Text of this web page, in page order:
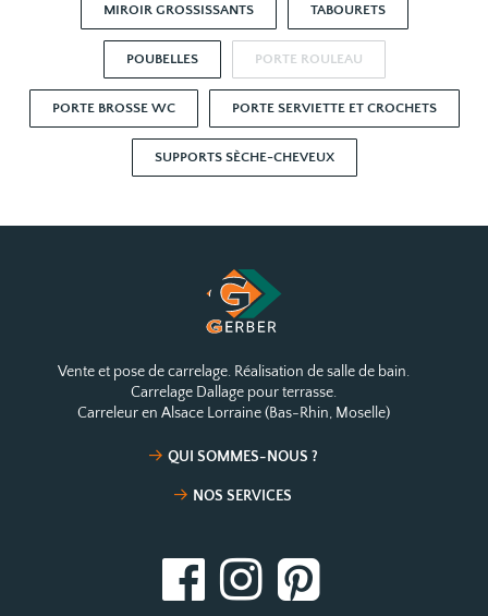
MIROIR GROSSISSANTS TABOURETS
POUBELLES PORTE ROULEAU
PORTE BROSSE WC PORTE SERVIETTE ET CROCHETS
SUPPORTS SÈCHE-CHEVEUX
Vente et pose de carrelage. Réalisation de salle de bain.
Carrelage Dallage pour terrasse.
Carreleur en Alsace Lorraine (Bas-Rhin, Moselle)
QUI SOMMES-NOUS ?
NOS SERVICES